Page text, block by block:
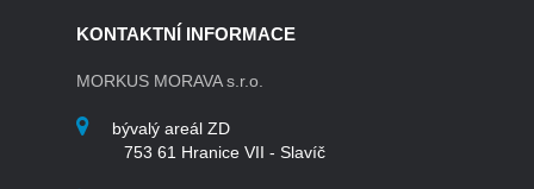
KONTAKTNÍ INFORMACE
MORKUS MORAVA s.r.o.
bývalý areál ZD
753 61 Hranice VII - Slavíč